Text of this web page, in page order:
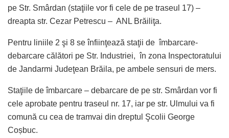
pe Str. Smârdan (staţiile vor fi cele de pe traseul 17) –
dreapta str. Cezar Petrescu – ANL Brăiliţa.
Pentru liniile 2 şi 8 se înfiinţează staţii de îmbarcare-
debarcare călători pe Str. Industriei, în zona Inspectoratului
de Jandarmi Judeţean Brăila, pe ambele sensuri de mers.
Staţiile de îmbarcare – debarcare de pe str. Smârdan vor fi
cele aprobate pentru traseul nr. 17, iar pe str. Ulmului va fi
comună cu cea de tramvai din dreptul Şcolii George
Coșbuc.